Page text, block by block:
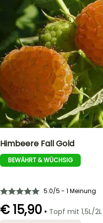
Durchmesser der
Frucht
Zeitraum der Ernte
Himbeere Fall Gold
BEWÄHRT & WÜCHSIG
5.0/5 - 1 Meinung
€ 15,90 • Topf mit 1,5L/2L